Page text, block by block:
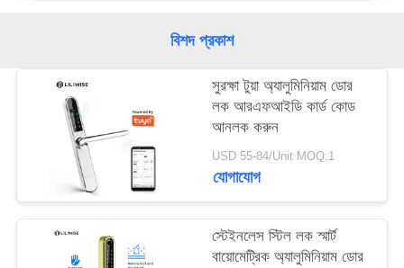
গোপনীয়তা
বিশদ প্রকাশ
সুরক্ষা টুয়া অ্যালুমিনিয়াম ডোর
লক আরএফআইডি কার্ড কোড
আনলক করুন
USD 55-84/Unit MOQ:1
যোগাযোগ
স্টেইনলেস স্টিল লক স্মার্ট
বায়োমেট্রিক অ্যালুমিনিয়াম ডোর